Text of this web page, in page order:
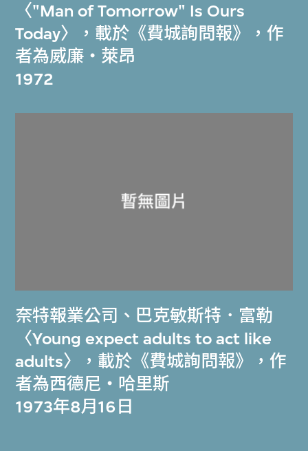
〈"Man of Tomorrow" Is Ours
Today〉，載於《費城詢問報》，作
者為威廉‧萊昂
1972
奈特報業公司 、 巴克敏斯特．富勒
〈Young expect adults to act like
adults〉，載於《費城詢問報》，作
者為西德尼‧哈里斯
1973年8月16日